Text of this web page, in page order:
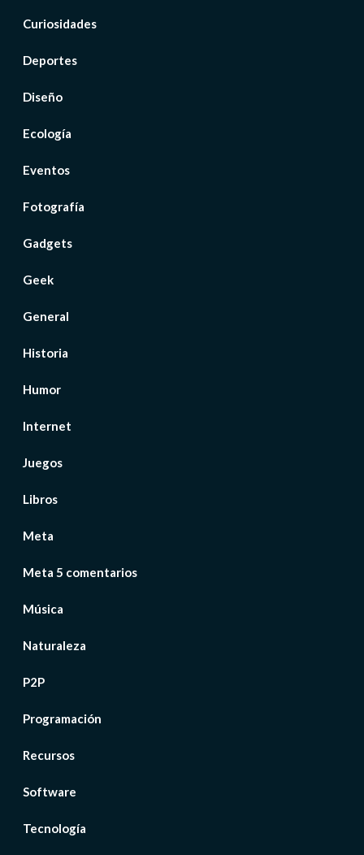
Curiosidades
Deportes
Diseño
Ecología
Eventos
Fotografía
Gadgets
Geek
General
Historia
Humor
Internet
Juegos
Libros
Meta
Meta 5 comentarios
Música
Naturaleza
P2P
Programación
Recursos
Software
Tecnología